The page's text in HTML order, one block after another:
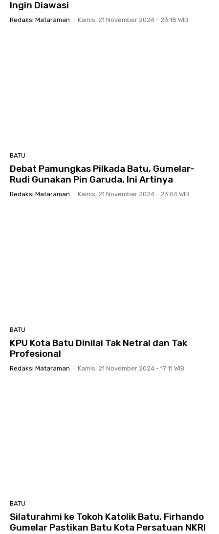
Ingin Diawasi
Redaksi Mataraman - Kamis, 21 November 2024 - 23:18 WIB
BATU
Debat Pamungkas Pilkada Batu, Gumelar-
Rudi Gunakan Pin Garuda, Ini Artinya
Redaksi Mataraman - Kamis, 21 November 2024 - 23:04 WIB
BATU
KPU Kota Batu Dinilai Tak Netral dan Tak
Profesional
Redaksi Mataraman - Kamis, 21 November 2024 - 17:11 WIB
BATU
Silaturahmi ke Tokoh Katolik Batu, Firhando
Gumelar Pastikan Batu Kota Persatuan NKRI